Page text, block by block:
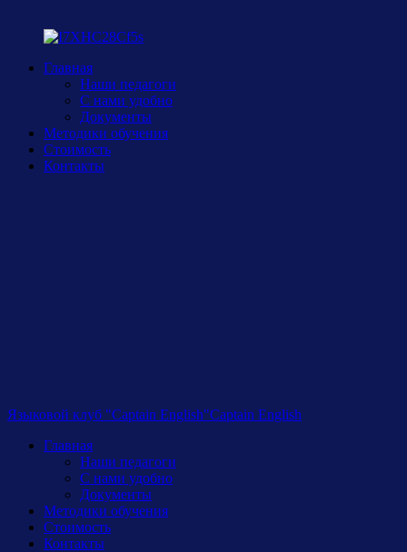
Главная
Наши педагоги
С нами удобно
Документы
Методики обучения
Стоимость
Контакты
Языковой клуб "Captain English"Captain English
Главная
Наши педагоги
С нами удобно
Документы
Методики обучения
Стоимость
Контакты